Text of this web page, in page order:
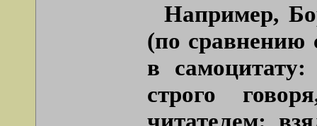
Например,
(по сравнению
в
строго